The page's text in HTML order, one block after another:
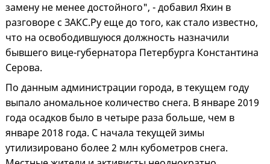
замену не менее достойного", - добавил Яхин в
разговоре с ЗАКС.Ру еще до того, как стало известно,
что на освободившуюся должность назначили
бывшего вице-губернатора Петербурга Константина
Серова.
По данным администрации города, в текущем году
выпало аномальное количество снега. В январе 2019
года осадков было в четыре раза больше, чем в
январе 2018 года. С начала текущей зимы
утилизировано более 2 млн кубометров снега.